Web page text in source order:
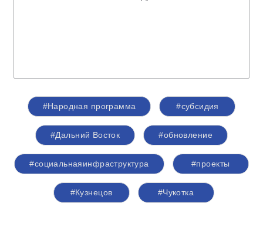
#Народная программа #субсидия
#Дальний Восток #обновление
#социальнаяинфраструктура #проекты
#Кузнецов #Чукотка